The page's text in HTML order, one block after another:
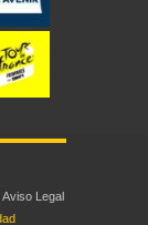
Aviso Legal